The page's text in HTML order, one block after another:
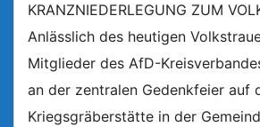
KRANZNIEDERLEGUNG ZUM
Anlässlich des heutigen
Mitglieder des AfD-
an der zentralen Gedenkfeier auf
Kriegsgräberstätte in der